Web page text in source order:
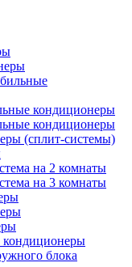
кондиционеры
кондиционеры
(сплит-системы)
на 2 комнаты
на 3 комнаты
блока